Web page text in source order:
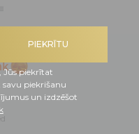
PIEKRĪTU
Jūs piekrītat
piekrišanu
un izdzēšot